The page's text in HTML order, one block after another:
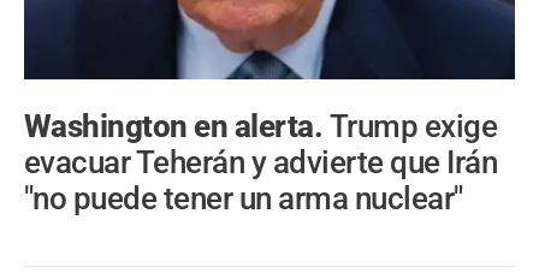
Washington en alerta. Trump exige
evacuar Teherán y advierte que Irán
"no puede tener un arma nuclear"